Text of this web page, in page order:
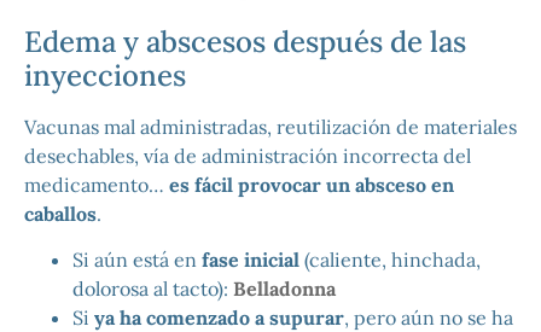
Edema y abscesos después de las
inyecciones
Vacunas mal administradas, reutilización de materiales
desechables, vía de administración incorrecta del
medicamento… es fácil provocar un absceso en
caballos.
Si aún está en fase inicial (caliente, hinchada,
dolorosa al tacto): Belladonna
Si ya ha comenzado a supurar, pero aún no se ha